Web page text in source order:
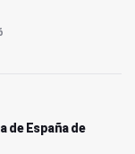
de España de